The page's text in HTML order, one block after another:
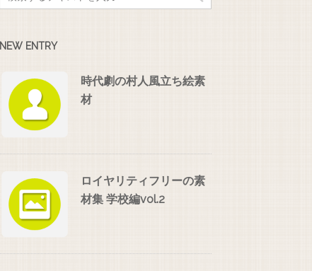
NEW ENTRY
時代劇の村人風立ち絵素
材
ロイヤリティフリーの素
材集 学校編vol.2